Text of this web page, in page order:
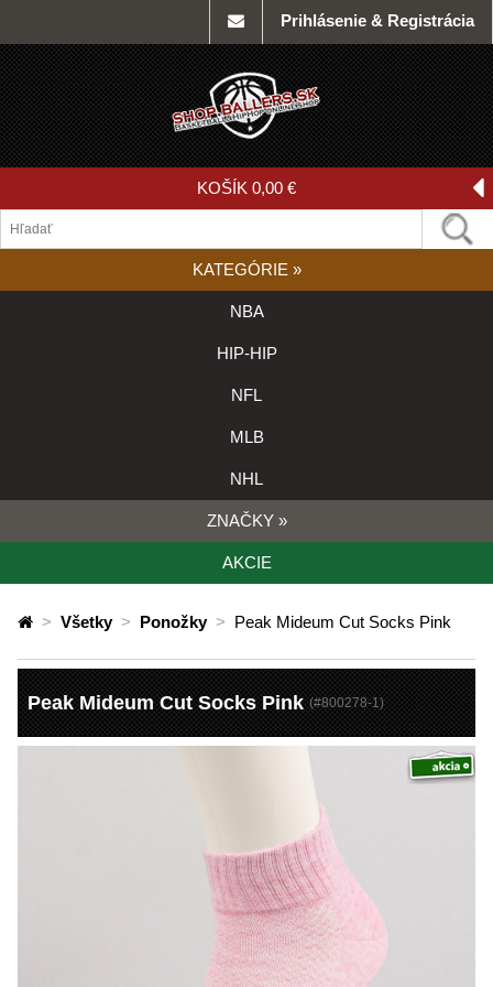
Prihlásenie & Registrácia
KOŠÍK 0,00 €
KATEGÓRIE »
NBA
HIP-HIP
NFL
MLB
NHL
ZNAČKY »
AKCIE
> Všetky > Ponožky > Peak Mideum Cut Socks Pink
Peak Mideum Cut Socks Pink (#800278-1)